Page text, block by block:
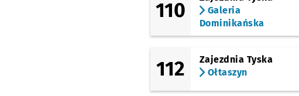
110
Galeria
Dominikańska
112
Zajezdnia Tyska
Ołtaszyn